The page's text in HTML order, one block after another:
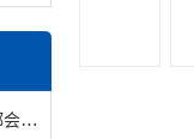
铸件式潜水搅拌机这些操作，你都会吗？